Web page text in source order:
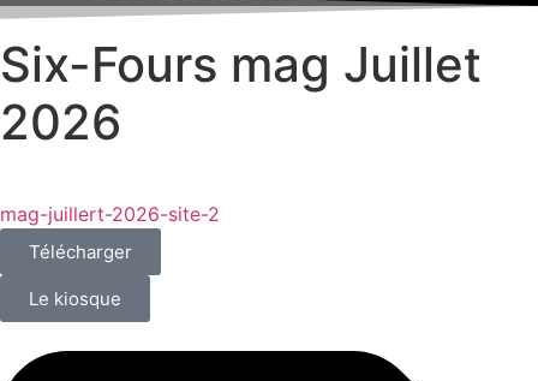
Six-Fours mag Juillet
2026
mag-juillert-2026-site-2
Télécharger
Le kiosque